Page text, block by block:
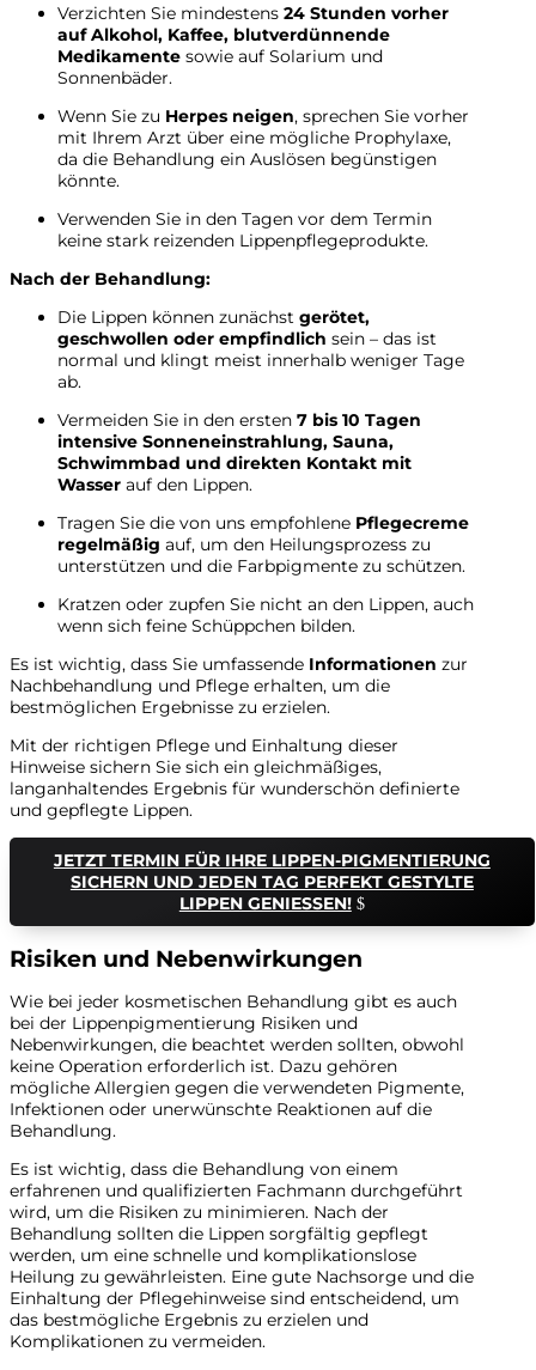
Verzichten Sie mindestens 24 Stunden vorher
auf Alkohol, Kaffee, blutverdünnende
Medikamente sowie auf Solarium und
Sonnenbäder.
Wenn Sie zu Herpes neigen, sprechen Sie vorher
mit Ihrem Arzt über eine mögliche Prophylaxe,
da die Behandlung ein Auslösen begünstigen
könnte.
Verwenden Sie in den Tagen vor dem Termin
keine stark reizenden Lippenpflegeprodukte.
Nach der Behandlung:
Die Lippen können zunächst gerötet,
geschwollen oder empfindlich sein – das ist
normal und klingt meist innerhalb weniger Tage
ab.
Vermeiden Sie in den ersten 7 bis 10 Tagen
intensive Sonneneinstrahlung, Sauna,
Schwimmbad und direkten Kontakt mit
Wasser auf den Lippen.
Tragen Sie die von uns empfohlene Pflegecreme
regelmäßig auf, um den Heilungsprozess zu
unterstützen und die Farbpigmente zu schützen.
Kratzen oder zupfen Sie nicht an den Lippen, auch
wenn sich feine Schüppchen bilden.
Es ist wichtig, dass Sie umfassende Informationen zur
Nachbehandlung und Pflege erhalten, um die
bestmöglichen Ergebnisse zu erzielen.
Mit der richtigen Pflege und Einhaltung dieser
Hinweise sichern Sie sich ein gleichmäßiges,
langanhaltendes Ergebnis für wunderschön definierte
und gepflegte Lippen.
JETZT TERMIN FÜR IHRE LIPPEN-PIGMENTIERUNG
SICHERN UND JEDEN TAG PERFEKT GESTYLTE
LIPPEN GENIESSEN!
Risiken und Nebenwirkungen
Wie bei jeder kosmetischen Behandlung gibt es auch
bei der Lippenpigmentierung Risiken und
Nebenwirkungen, die beachtet werden sollten, obwohl
keine Operation erforderlich ist. Dazu gehören
mögliche Allergien gegen die verwendeten Pigmente,
Infektionen oder unerwünschte Reaktionen auf die
Behandlung.
Es ist wichtig, dass die Behandlung von einem
erfahrenen und qualifizierten Fachmann durchgeführt
wird, um die Risiken zu minimieren. Nach der
Behandlung sollten die Lippen sorgfältig gepflegt
werden, um eine schnelle und komplikationslose
Heilung zu gewährleisten. Eine gute Nachsorge und die
Einhaltung der Pflegehinweise sind entscheidend, um
das bestmögliche Ergebnis zu erzielen und
Komplikationen zu vermeiden.